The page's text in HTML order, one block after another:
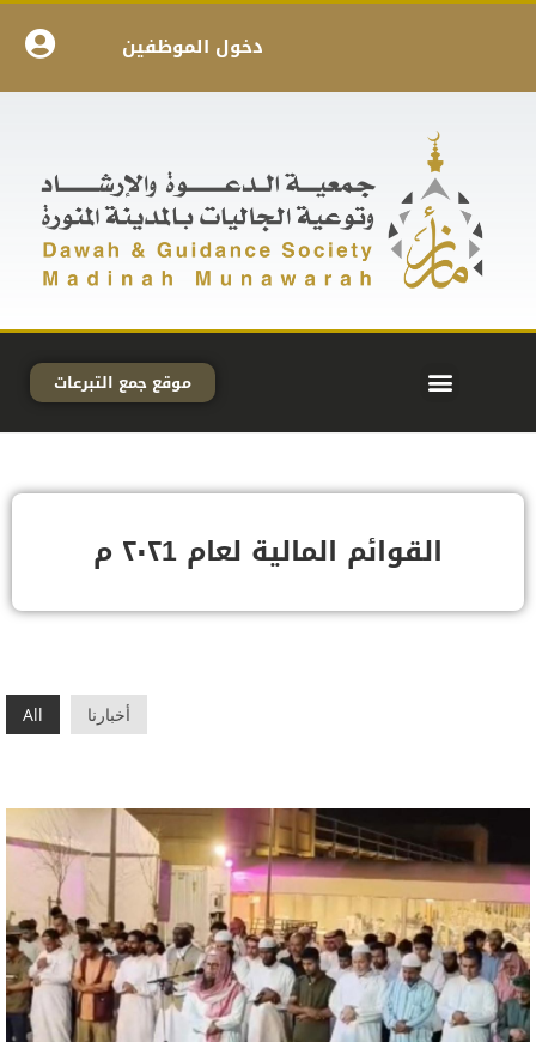
دخول الموظفين
موقع جمع التبرعات
القوائم المالية لعام ٢٠٢1 م
All أخبارنا